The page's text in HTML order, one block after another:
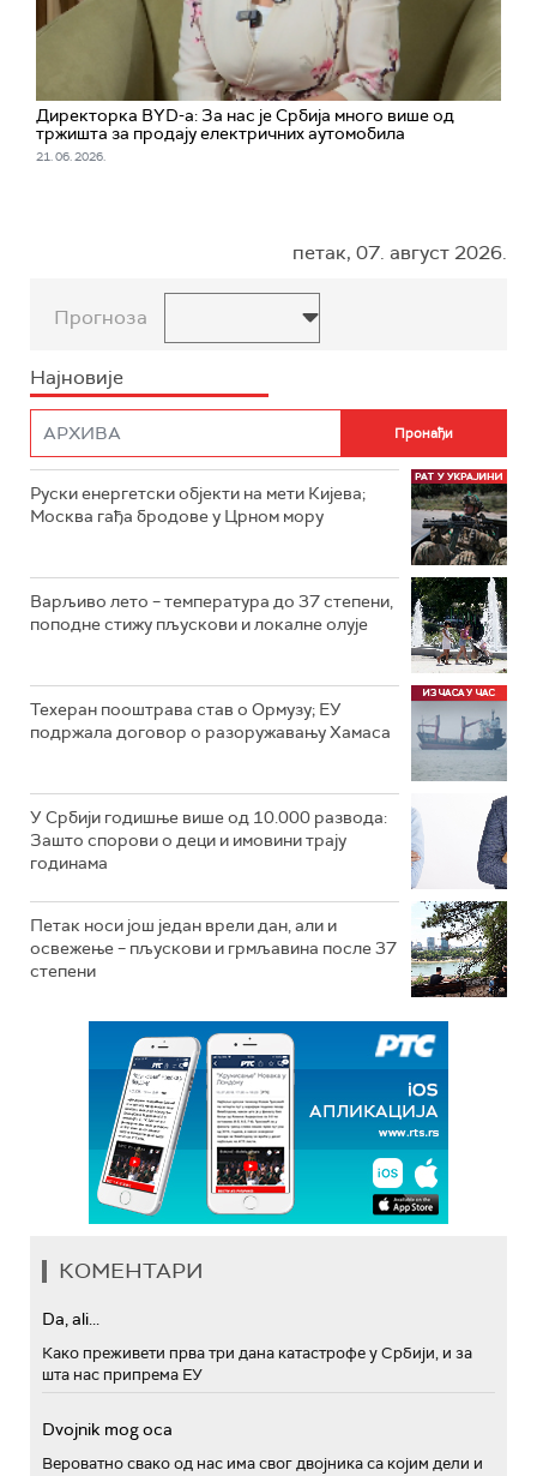
Директорка BYD-а: За нас је Србија много више од
тржишта за продају електричних аутомобила
21. 06. 2026.
петак, 07. август 2026.
Прогноза
Најновије
Руски енергетски објекти на мети Кијева;
Москва гађа бродове у Црном мору
Варљиво лето – температура до 37 степени,
поподне стижу пљускови и локалне олује
Техеран пооштрава став о Ормузу; ЕУ
подржала договор о разоружавању Хамаса
У Србији годишње више од 10.000 развода:
Зашто спорови о деци и имовини трају
годинама
Петак носи још један врели дан, али и
освежење – пљускови и грмљавина после 37
степени
КОМЕНТАРИ
Da, ali...
Како преживети прва три дана катастрофе у Србији, и за
шта нас припрема ЕУ
Dvojnik mog oca
Вероватно свако од нас има свог двојника са којим дели и